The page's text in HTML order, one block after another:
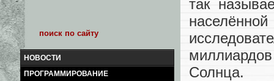
НОВОСТИ
ПРОГРАММИРОВАНИЕ
так
Солнца.